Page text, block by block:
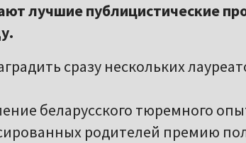
лучшие публицистические
сразу нескольких
беларусского тюремного
родителей премию